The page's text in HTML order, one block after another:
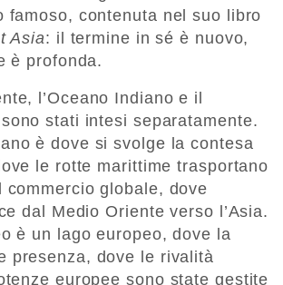
famoso, contenuta nel suo libro
Asia: il termine in sé è nuovo,
è profonda.
l’Oceano Indiano e il
stati intesi separatamente.
è dove si svolge la contesa
le rotte marittime trasportano
commercio globale, dove
dal Medio Oriente verso l’Asia.
è un lago europeo, dove la
presenza, dove le rivalità
europee sono state gestite